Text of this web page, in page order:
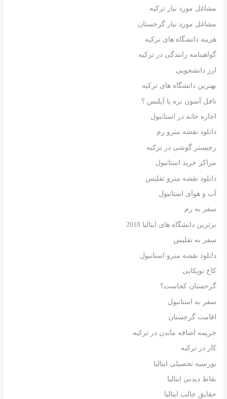
مشاغل مورد نیاز ترکیه
مشاغل مورد نیاز گرجستان
هزینه دانشگاه های ترکیه
گواهینامه رانندگی در ترکیه
ارز دانشجویی
بهترین دانشگاه های ترکیه
تافل آسون تره یا آیلتس ؟
اجاره خانه در استانبول
دانلود نقشه مترو رم
رجیستر گوشی در ترکیه
مراکز خرید استانبول
دانلود نقشه مترو تفلیس
آب و هوای استانبول
سفر به رم
برترین دانشگاه های ایتالیا 2018
سفر به تفلیس
دانلود نقشه مترو استانبول
کاخ توپکاپی
گرجستان کجاست؟
سفر به استانبول
اقامت گرجستان
جریمه اضافه ماندن در ترکیه
کار در ترکیه
بورسیه تحصیلی ایتالیا
نقاط دیدنی ایتالیا
حقایق جالب ایتالیا